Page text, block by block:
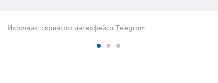
Источник: скриншот интерфейса Telegram